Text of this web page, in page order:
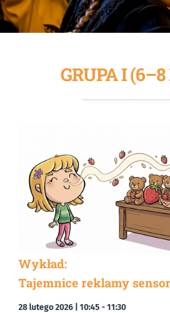
GRUPA I
Wykład:
Tajemnice reklamy
28 lutego 2026 | 10:45 - 11:30